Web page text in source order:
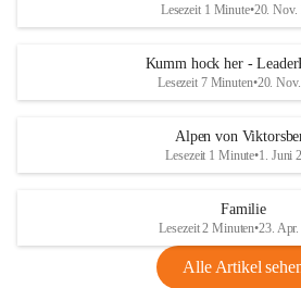
Lesezeit 1 Minute•20. Nov.
Kumm hock her -
Lesezeit 7 Minuten•20.
Alpen von
Lesezeit 1 Minute•1. Juni
Familie
Lesezeit 2 Minuten•23.
Alle Artikel